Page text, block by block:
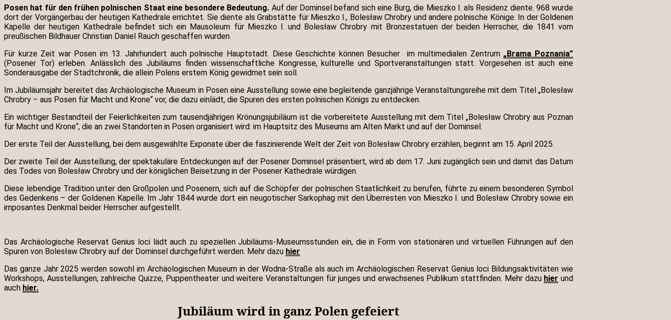
Posen hat für den frühen polnischen Staat eine besondere Bedeutung. Auf der Dominsel befand sich eine Burg, die Mieszko I. als Residenz diente. 968 wurde
dort der Vorgängerbau der heutigen Kathedrale errichtet. Sie diente als Grabstätte für Mieszko I., Bolesław Chrobry und andere polnische Könige. In der Goldenen
Kapelle der heutigen Kathedrale befindet sich ein Mausoleum für Mieszko I. und Bolesław Chrobry mit Bronzestatuen der beiden Herrscher, die 1841 vom
preußischen Bildhauer Christian Daniel Rauch geschaffen wurden.
Für kurze Zeit war Posen im 13. Jahrhundert auch polnische Hauptstadt. Diese Geschichte können Besucher im multimedialen Zentrum „Brama Poznania”
(Posener Tor) erleben. Anlässlich des Jubiläums finden wissenschaftliche Kongresse, kulturelle und Sportveranstaltungen statt. Vorgesehen ist auch eine
Sonderausgabe der Stadtchronik, die allein Polens erstem König gewidmet sein soll.
Im Jubiläumsjahr bereitet das Archäologische Museum in Posen eine Ausstellung sowie eine begleitende ganzjährige Veranstaltungsreihe mit dem Titel „Bolesław
Chrobry – aus Posen für Macht und Krone“ vor, die dazu einlädt, die Spuren des ersten polnischen Königs zu entdecken.
Ein wichtiger Bestandteil der Feierlichkeiten zum tausendjährigen Krönungsjubiläum ist die vorbereitete Ausstellung mit dem Titel „Bolesław Chrobry aus Poznan
für Macht und Krone“, die an zwei Standorten in Posen organisiert wird: im Hauptsitz des Museums am Alten Markt und auf der Dominsel.
Der erste Teil der Ausstellung, bei dem ausgewählte Exponate über die faszinierende Welt der Zeit von Bolesław Chrobry erzählen, beginnt am 15. April 2025.
Der zweite Teil der Ausstellung, der spektakuläre Entdeckungen auf der Posener Dominsel präsentiert, wird ab dem 17. Juni zugänglich sein und damit das Datum
des Todes von Bolesław Chrobry und der königlichen Beisetzung in der Posener Kathedrale würdigen.
Diese lebendige Tradition unter den Großpolen und Posenern, sich auf die Schöpfer der polnischen Staatlichkeit zu berufen, führte zu einem besonderen Symbol
des Gedenkens – der Goldenen Kapelle. Im Jahr 1844 wurde dort ein neugotischer Sarkophag mit den Überresten von Mieszko I. und Bolesław Chrobry sowie ein
imposantes Denkmal beider Herrscher aufgestellt.
Das Archäologische Reservat Genius loci lädt auch zu speziellen Jubiläums-Museumsstunden ein, die in Form von stationären und virtuellen Führungen auf den
Spuren von Bolesław Chrobry auf der Dominsel durchgeführt werden. Mehr dazu hier
Das ganze Jahr 2025 werden sowohl im Archäologischen Museum in der Wodna-Straße als auch im Archäologischen Reservat Genius loci Bildungsaktivitäten wie
Workshops, Ausstellungen, zahlreiche Quizze, Puppentheater und weitere Veranstaltungen für junges und erwachsenes Publikum stattfinden. Mehr dazu hier und
auch hier.
Jubiläum wird in ganz Polen gefeiert